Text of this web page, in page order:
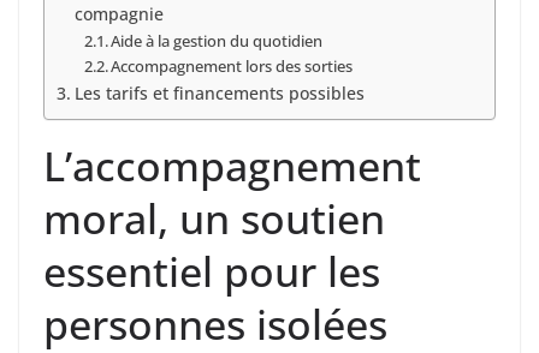
compagnie
Aide à la gestion du quotidien
Accompagnement lors des sorties
Les tarifs et financements possibles
L’accompagnement
moral, un soutien
essentiel pour les
personnes isolées